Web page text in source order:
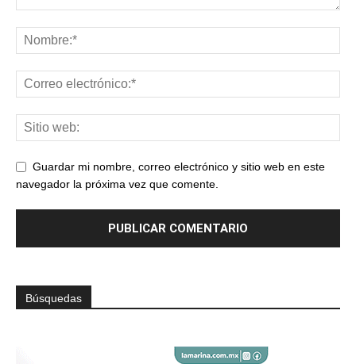
Guardar mi nombre, correo electrónico y sitio web en este
navegador la próxima vez que comente.
Búsquedas